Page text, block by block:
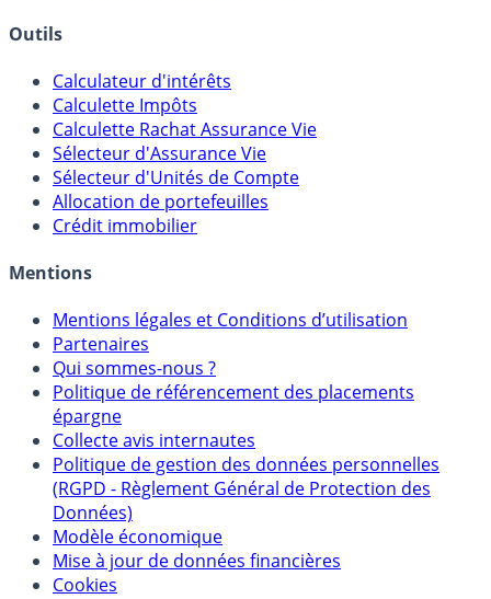
Outils
Calculateur d'intérêts
Calculette Impôts
Calculette Rachat Assurance Vie
Sélecteur d'Assurance Vie
Sélecteur d'Unités de Compte
Allocation de portefeuilles
Crédit immobilier
Mentions
Mentions légales et Conditions d’utilisation
Partenaires
Qui sommes-nous ?
Politique de référencement des placements
épargne
Collecte avis internautes
Politique de gestion des données personnelles
(RGPD - Règlement Général de Protection des
Données)
Modèle économique
Mise à jour de données financières
Cookies